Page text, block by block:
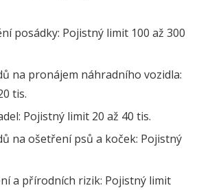
posádky: Pojistný limit 100 až 300
na pronájem náhradního vozidla:
tis.
Pojistný limit 20 až 40 tis.
na ošetření psů a koček: Pojistný
a přírodních rizik: Pojistný limit